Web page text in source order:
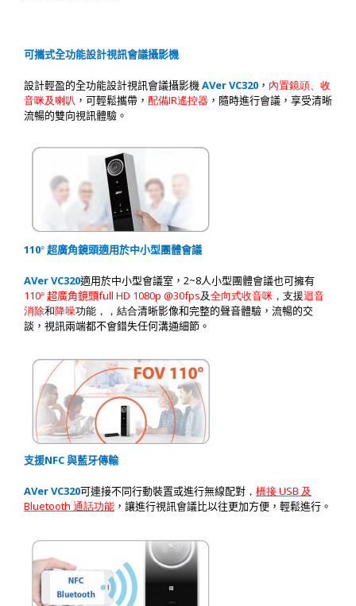
可攜式全功能設計視訊會議攝影機
設計輕盈的全功能設計視訊會議攝影機 AVer VC320 ， 內置鏡頭、收
音咪及喇叭 ，可輕鬆攜帶， 配備IR遙控器 ，隨時進行會議，享受清晰
流暢的雙向視訊體驗。
110° 超廣角鏡頭適用於中小型團體會議
AVer VC320適用於中小型會議室， 2~8人小型團體會議也可擁有
110° 超廣角鏡頭full HD 1080p @30fps及全向式收音咪 ，支援迴音
消除和降噪功能，，結合清晰影像和完整的聲音體驗，流暢的交
談，視訊兩端都不會錯失任何溝通細節。
支援NFC 與藍牙傳輸
AVer VC320可連接不同行動裝置或進行無線配對 ， 橋接 USB 及
Bluetooth 通話功能 ，讓進行視訊會議比以往更加方便，輕鬆進行。